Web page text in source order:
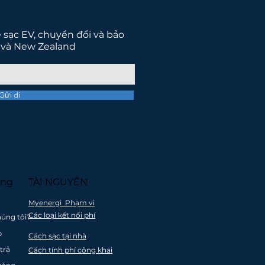
Tất cả các sản
phẩm được tái
chế thông qua
EV, chuyển đổi và bảo
New Zealand
đi
tôi?
TÀI NGUYÊN
Myenergi Phạm vi
Các loại kết nối phí
Cách sạc tại nhà
Cách tính phí công khai